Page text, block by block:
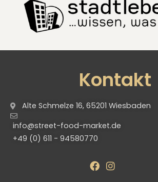
Kontakt
Alte Schmelze 16, 65201 Wiesbaden
info@street-food-market.de
+49 (0) 611 - 94580770